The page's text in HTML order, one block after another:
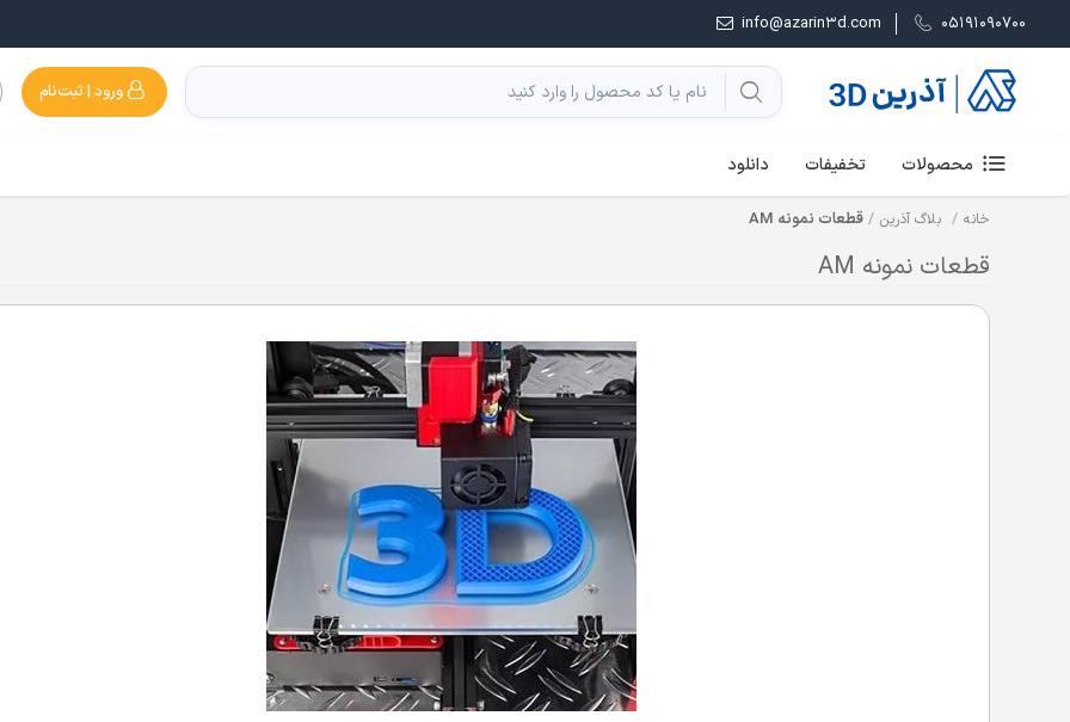
05191090700
info@azarin3d.com
ورود | ثبت‌نام
محصولات تخفیفات دانلود
خانه بلاگ آذرین قطعات نمونه AM
قطعات نمونه AM